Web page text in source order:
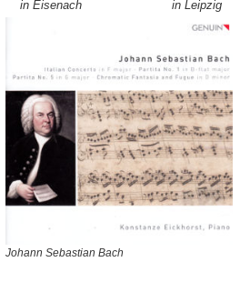
in Eisenach
in Leipzig
Johann Sebastian Bach